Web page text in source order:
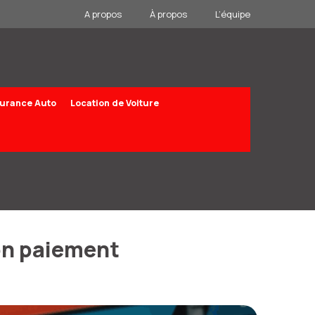
A propos À propos L’équipe
Auto Location de Voiture
paiement